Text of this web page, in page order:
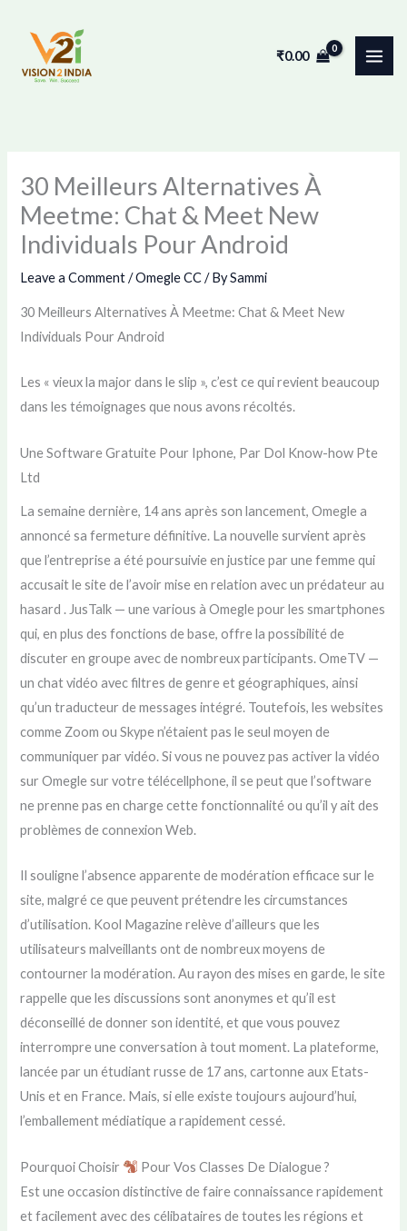
content
₹0.00
30 Meilleurs Alternatives À
Meetme: Chat & Meet New
Individuals Pour Android
Leave a Comment /Omegle CC/ BySammi
30 Meilleurs Alternatives À Meetme: Chat & Meet New
Individuals Pour Android
Les « vieux la major dans le slip », c’est ce qui revient beaucoup
dans les témoignages que nous avons récoltés.
Une Software Gratuite Pour Iphone, Par Dol Know-how Pte
Ltd
La semaine dernière, 14 ans après son lancement, Omegle a
annoncé sa fermeture définitive. La nouvelle survient après
que l’entreprise a été poursuivie en justice par une femme qui
accusait le site de l’avoir mise en relation avec un prédateur au
hasard . JusTalk — une various à Omegle pour les smartphones
qui, en plus des fonctions de base, offre la possibilité de
discuter en groupe avec de nombreux participants. OmeTV —
un chat vidéo avec filtres de genre et géographiques, ainsi
qu’un traducteur de messages intégré. Toutefois, les websites
comme Zoom ou Skype n’étaient pas le seul moyen de
communiquer par vidéo. Si vous ne pouvez pas activer la vidéo
sur Omegle sur votre télécellphone, il se peut que l’software
ne prenne pas en charge cette fonctionnalité ou qu’il y ait des
problèmes de connexion Web.
Il souligne l’absence apparente de modération efficace sur le
site, malgré ce que peuvent prétendre les circumstances
d’utilisation. Kool Magazine relève d’ailleurs que les
utilisateurs malveillants ont de nombreux moyens de
contourner la modération. Au rayon des mises en garde, le site
rappelle que les discussions sont anonymes et qu’il est
déconseillé de donner son identité, et que vous pouvez
interrompre une conversation à tout moment. La plateforme,
lancée par un étudiant russe de 17 ans, cartonne aux Etats-
Unis et en France. Mais, si elle existe toujours aujourd’hui,
l’emballement médiatique a rapidement cessé.
Pourquoi Choisir
Pour Vos Classes De Dialogue ?
Est une occasion distinctive de faire connaissance rapidement
et facilement avec des célibataires de toutes les régions et